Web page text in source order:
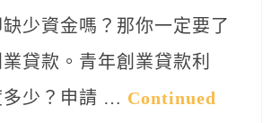
少資金嗎？那你一定要了
貸款。青年創業貸款利
多少？申請 … Continued